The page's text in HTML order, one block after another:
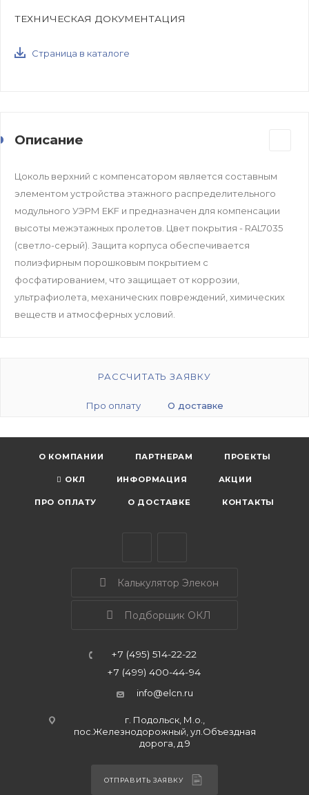
ТЕХНИЧЕСКАЯ ДОКУМЕНТАЦИЯ
Страница в каталоге
Описание
Цоколь верхний с компенсатором является составным
элементом устройства этажного распределительного
модульного УЭРМ EKF и предназначен для компенсации
высоты межэтажных пролетов. Цвет покрытия - RAL7035
(светло-серый). Защита корпуса обеспечивается
полиэфирным порошковым покрытием с
фосфатированием, что защищает от коррозии,
ультрафиолета, механических повреждений, химических
веществ и атмосферных условий.
РАССЧИТАТЬ ЗАЯВКУ
Про оплату О доставке
О КОМПАНИИ ПАРТНЕРАМ ПРОЕКТЫ
ОКЛ ИНФОРМАЦИЯ АКЦИИ
ПРО ОПЛАТУ О ДОСТАВКЕ КОНТАКТЫ
Калькулятор Элекон
Подборщик ОКЛ
+7 (495) 514-22-22
+7 (499) 400-44-94
info@elcn.ru
г. Подольск, М.о.,
пос.Железнодорожный, ул.Объездная
дорога, д.9
ОТПРАВИТЬ ЗАЯВКУ